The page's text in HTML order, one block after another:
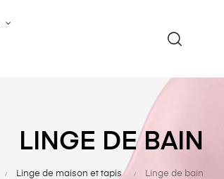
LINGE DE BAIN
Linge de maison et tapis Linge de bain